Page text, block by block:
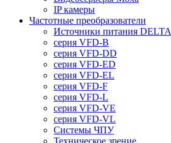
IP камеры
Частотные преобразователи
Источники питания DELTA
серия VFD-B
серия VFD-DD
серия VFD-ED
серия VFD-EL
серия VFD-F
серия VFD-L
серия VFD-VE
серия VFD-VL
Системы ЧПУ
Техническое зрение